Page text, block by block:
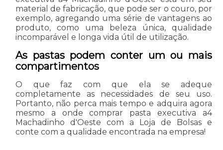
material de fabricação, que pode ser o couro, por
exemplo, agregando uma série de vantagens ao
produto, como uma beleza única, qualidade
incomparável e longa vida útil de utilização.
As pastas podem conter um ou mais
compartimentos
O que faz com que ela se adeque
completamente as necessidades de seu uso.
Portanto, não perca mais tempo e adquira agora
mesmo a onde comprar pasta executiva a4
Machadinho d'Oeste com a Loja de Bolsas e
conte com a qualidade encontrada na empresa!